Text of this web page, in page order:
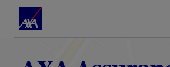
Accéder
contenu